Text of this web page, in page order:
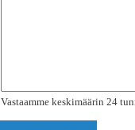
Vastaamme keskimäärin 24